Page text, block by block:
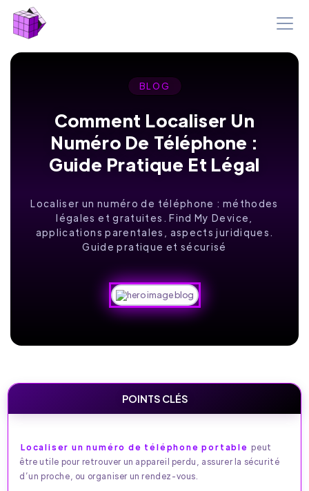
BLOG
Comment Localiser Un
Numéro De Téléphone :
Guide Pratique Et Légal
Localiser un numéro de téléphone : méthodes
légales et gratuites. Find My Device,
applications parentales, aspects juridiques.
Guide pratique et sécurisé
POINTS CLÉS
Localiser un numéro de téléphone portable peut
être utile pour retrouver un appareil perdu, assurer la sécurité
d’un proche, ou organiser un rendez-vous.